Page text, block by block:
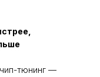
тюнинг —